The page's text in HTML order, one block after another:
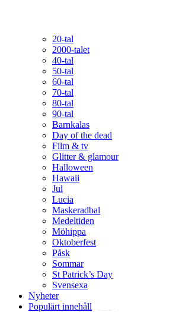
20-tal
2000-talet
40-tal
50-tal
60-tal
70-tal
80-tal
90-tal
Barnkalas
Day of the dead
Film & tv
Glitter & glamour
Halloween
Hawaii
Jul
Lucia
Maskeradbal
Medeltiden
Möhippa
Oktoberfest
Påsk
Sommar
St Patrick’s Day
Svensexa
Nyheter
Populärt innehåll